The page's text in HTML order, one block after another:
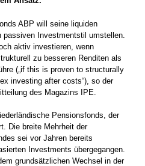
ABP will seine liquiden
passiven Investmentstil umstellen.
aktiv investieren, wenn
zu besseren Renditen als
(„if this is proven to structurally
investing after costs“), so der
des Magazins IPE.
Pensionsfonds, der
Die breite Mehrheit der
sei vor Jahren bereits
Investments übergegangen.
grundsätzlichen Wechsel in der